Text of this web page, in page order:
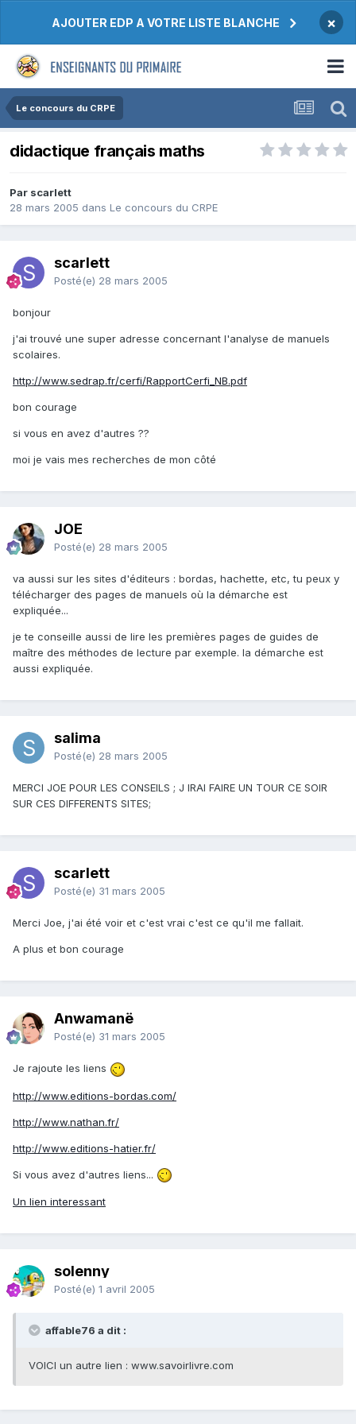
AJOUTER EDP A VOTRE LISTE BLANCHE ×
Le concours du CRPE
didactique français maths
Par scarlett
28 mars 2005 dans Le concours du CRPE
scarlett
Posté(e) 28 mars 2005
bonjour
j'ai trouvé une super adresse concernant l'analyse de manuels
scolaires.
http://www.sedrap.fr/cerfi/RapportCerfi_NB.pdf
bon courage
si vous en avez d'autres ??
moi je vais mes recherches de mon côté
JOE
Posté(e) 28 mars 2005
va aussi sur les sites d'éditeurs : bordas, hachette, etc, tu peux y
télécharger des pages de manuels où la démarche est
expliquée...
je te conseille aussi de lire les premières pages de guides de
maître des méthodes de lecture par exemple. la démarche est
aussi expliquée.
salima
Posté(e) 28 mars 2005
MERCI JOE POUR LES CONSEILS ; J IRAI FAIRE UN TOUR CE SOIR
SUR CES DIFFERENTS SITES;
scarlett
Posté(e) 31 mars 2005
Merci Joe, j'ai été voir et c'est vrai c'est ce qu'il me fallait.
A plus et bon courage
Anwamanë
Posté(e) 31 mars 2005
Je rajoute les liens
http://www.editions-bordas.com/
http://www.nathan.fr/
http://www.editions-hatier.fr/
Si vous avez d'autres liens...
Un lien interessant
solenny
Posté(e) 1 avril 2005
affable76 a dit :
VOICI un autre lien : www.savoirlivre.com